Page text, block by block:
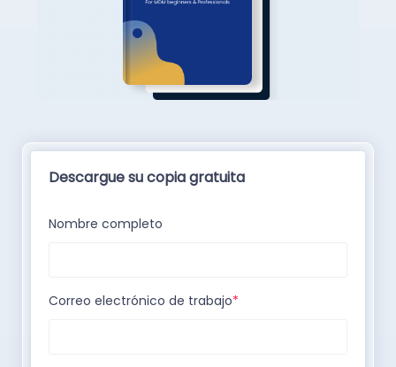
Descargue su copia gratuita
Nombre completo
Correo electrónico de trabajo*